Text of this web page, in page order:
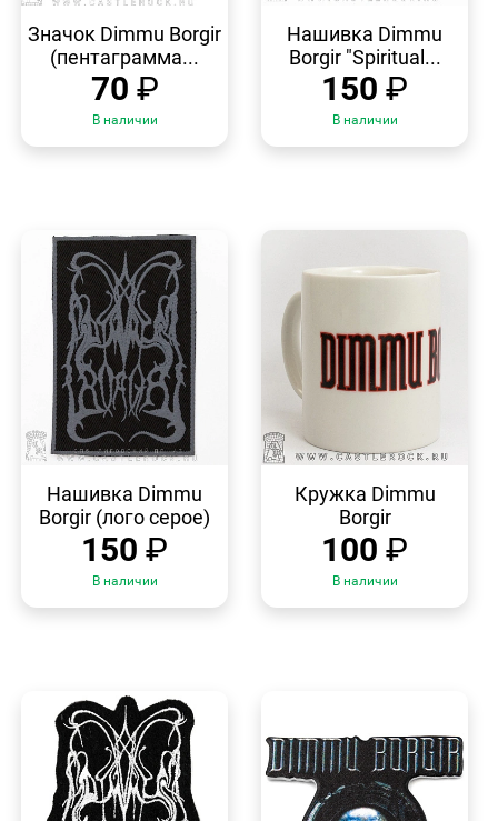
ПРОСМОТР
Значок Dimmu Borgir
(пентаграмма...
70 ₽
В наличии
ПРОСМОТР
Нашивка Dimmu
Borgir "Spiritual...
150 ₽
В наличии
ПРОСМОТР
Нашивка Dimmu
Borgir (лого серое)
150 ₽
В наличии
ПРОСМОТР
Кружка Dimmu
Borgir
100 ₽
В наличии